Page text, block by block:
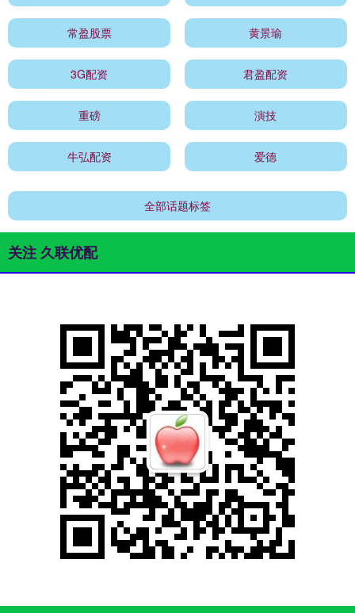
常盈股票 黄景瑜
3G配资 君盈配资
重磅 演技
牛弘配资 爱德
全部话题标签
关注 久联优配